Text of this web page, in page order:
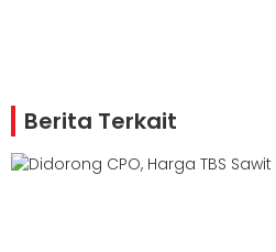
Berita Terkait